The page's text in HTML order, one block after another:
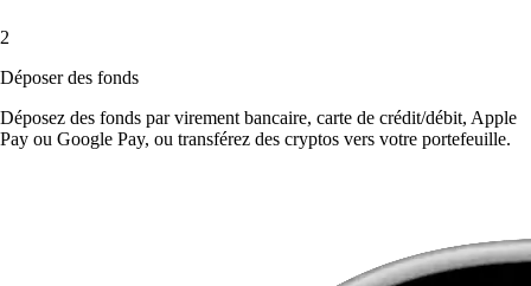
2
Déposer des fonds
Déposez des fonds par virement bancaire, carte de crédit/débit, Apple
Pay ou Google Pay, ou transférez des cryptos vers votre portefeuille.